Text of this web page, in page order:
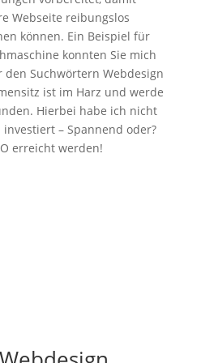
Webseite reibungslos
können. Ein Beispiel für
konnten Sie mich
Suchwörtern Webdesign
ist im Harz und werde
Hierbei habe ich nicht
– Spannend oder?
erreicht werden!